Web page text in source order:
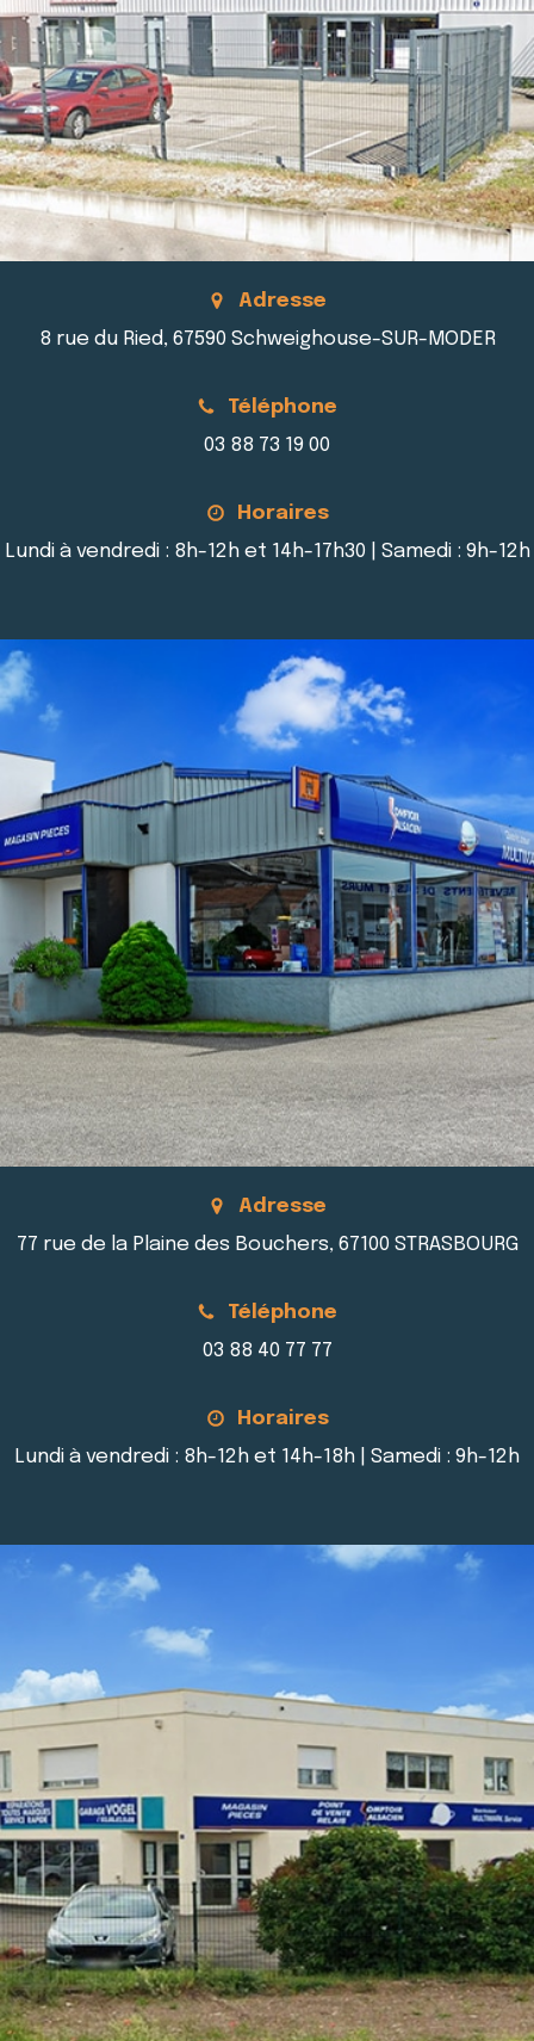
Adresse
8 rue du Ried, 67590 Schweighouse-SUR-MODER
Téléphone
03 88 73 19 00
Horaires
Lundi à vendredi : 8h-12h et 14h-17h30 | Samedi : 9h-12h
Adresse
77 rue de la Plaine des Bouchers, 67100 STRASBOURG
Téléphone
03 88 40 77 77
Horaires
Lundi à vendredi : 8h-12h et 14h-18h | Samedi : 9h-12h